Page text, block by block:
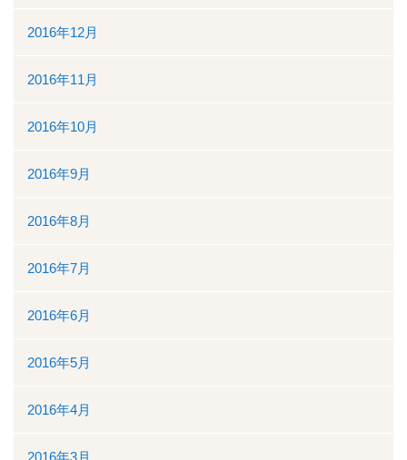
2016年12月
2016年11月
2016年10月
2016年9月
2016年8月
2016年7月
2016年6月
2016年5月
2016年4月
2016年3月